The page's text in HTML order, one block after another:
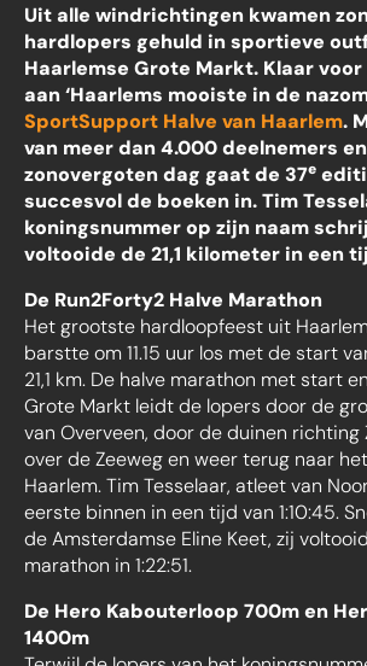
Uit alle windrichtingen kwamen
hardlopers gehuld in sportieve
Haarlemse Grote Markt. Klaar
aan ‘Haarlems mooiste in de
SportSupport Halve van Haarlem.
van meer dan 4.000 deelnemers
zonovergoten dag gaat de 37e
succesvol de boeken in. Tim
koningsnummer op zijn naam
voltooide de 21,1 kilometer in een
De Run2Forty2 Halve Marathon
Het grootste hardloopfeest uit
barstte om 11.15 uur los met de start
21,1 km. De halve marathon met start
Grote Markt leidt de lopers door de
van Overveen, door de duinen richting
over de Zeeweg en weer terug naar
Haarlem. Tim Tesselaar, atleet van
eerste binnen in een tijd van 1:10:45.
de Amsterdamse Eline Keet, zij
marathon in 1:22:51.
De Hero Kabouterloop 700m en
1400m